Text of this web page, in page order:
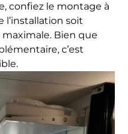
confiez le montage à
l’installation soit
Bien que
c’est